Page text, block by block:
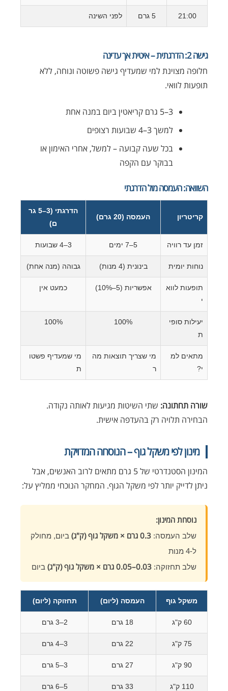
21:00 5 גרם לפני השינה
גישה 2: הדרגתית – איטית אך עדינה
חלופה מצוינת למי שמעדיף גישה פשוטה ונוחה, ללא
תופעות לוואי.
3–5 גרם קריאטין ביום במנה אחת
למשך 3–4 שבועות רצופים
בכל שעה קבועה – למשל, אחרי האימון או
בבוקר עם הקפה
השוואה: העמסה מול הדרגתי
קריטריון העמסה (20 גרם)
הדרגתי (3–5 גר
ם)
זמן עד רוויה 5–7 ימים 3–4 שבועות
נוחות יומית בינונית (4 מנות) גבוהה (מנה אחת)
תופעות לווא
י
אפשריות (5–10%) כמעט אין
יעילות סופי
ת
100%
100%
מתאים למ
י?
מי שצריך תוצאות מה
ר
מי שמעדיף פשטו
ת
שורה תחתונה: שתי השיטות מגיעות לאותה נקודה.
הבחירה תלויה רק בהעדפה אישית.
מינון לפי משקל גוף – הנוסחה המדויקת
המינון הסטנדרטי של 5 גרם מתאים לרוב האנשים, אבל
ניתן לדייק יותר לפי משקל הגוף. המחקר הנוכחי ממליץ על:
נוסחת המינון:
שלב העמסה: 0.3 גרם × משקל גוף (ק"ג)
ביום, מחולק
ל-4 מנות
שלב תחזוקה: 0.03–0.05 גרם × משקל גוף (ק"ג) ביום
משקל גוף העמסה (ליום) תחזוקה (ליום)
60 ק"ג 18 גרם 2–3 גרם
75 ק"ג 22 גרם 3–4 גרם
90 ק"ג 27 גרם 3–5 גרם
110 ק"ג 33 גרם 5–6 גרם